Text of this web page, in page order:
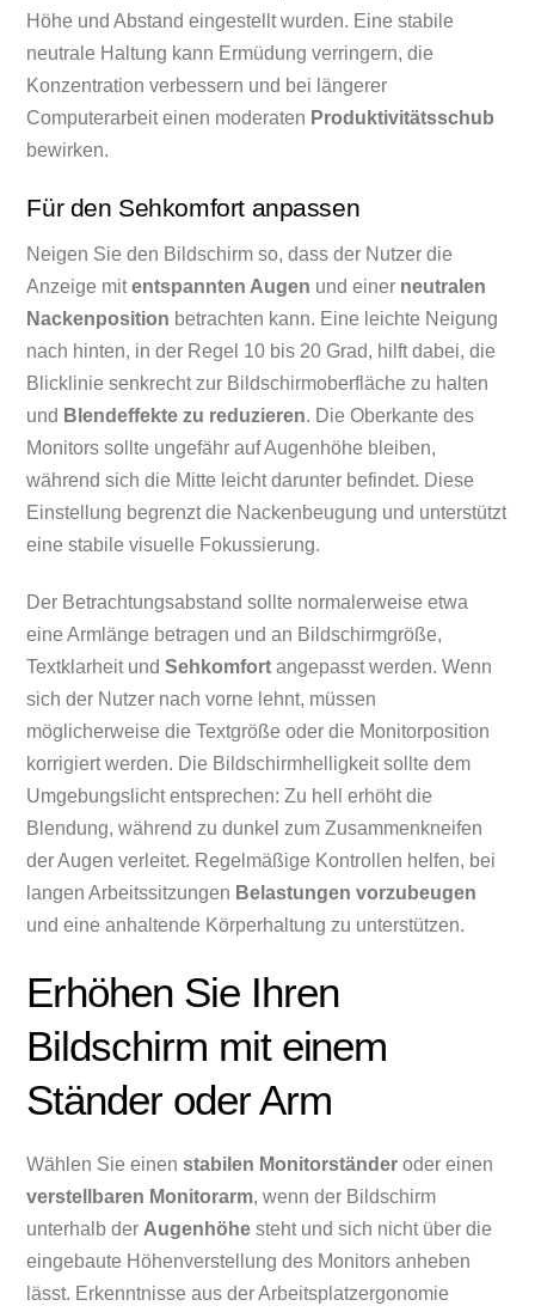
Höhe und Abstand eingestellt wurden. Eine stabile
neutrale Haltung kann Ermüdung verringern, die
Konzentration verbessern und bei längerer
Computerarbeit einen moderaten Produktivitätsschub
bewirken.
Für den Sehkomfort anpassen
Neigen Sie den Bildschirm so, dass der Nutzer die
Anzeige mitentspannten Augen und einer neutralen
Nackenposition betrachten kann. Eine leichte Neigung
nach hinten, in der Regel 10 bis 20 Grad, hilft dabei, die
Blicklinie senkrecht zur Bildschirmoberfläche zu halten
und Blendeffekte zu reduzieren. Die Oberkante des
Monitors sollte ungefähr auf Augenhöhe bleiben,
während sich die Mitte leicht darunter befindet. Diese
Einstellung begrenzt die Nackenbeugung und unterstützt
eine stabile visuelle Fokussierung.
Der Betrachtungsabstand sollte normalerweise etwa
eine Armlänge betragen und an Bildschirmgröße,
Textklarheit undSehkomfort angepasst werden. Wenn
sich der Nutzer nach vorne lehnt, müssen
möglicherweise die Textgröße oder die Monitorposition
korrigiert werden. Die Bildschirmhelligkeit sollte dem
Umgebungslicht entsprechen: Zu hell erhöht die
Blendung, während zu dunkel zum Zusammenkneifen
der Augen verleitet. Regelmäßige Kontrollen helfen, bei
langen Arbeitssitzungen Belastungen vorzubeugen
und eine anhaltende Körperhaltung zu unterstützen.
Erhöhen Sie Ihren
Bildschirm mit einem
Ständer oder Arm
Wählen Sie einenstabilen Monitorständer oder einen
verstellbaren Monitorarm, wenn der Bildschirm
unterhalb der Augenhöhe steht und sich nicht über die
eingebaute Höhenverstellung des Monitors anheben
lässt. Erkenntnisse aus der Arbeitsplatzergonomie